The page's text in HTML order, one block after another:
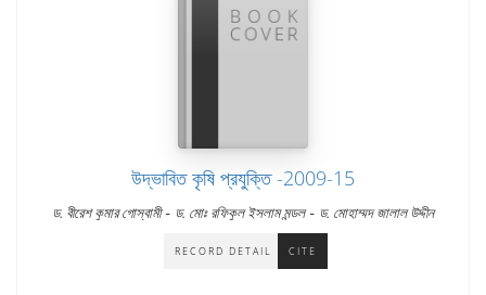
উদ্ভাবিত কৃষি প্রযুক্তি -2009-15
ড. বীরেশ কুমার গোস্বামী- ড. মোঃ রফিকুল ইসলাম মন্ডল- ড. মোহাম্মদ জালাল উদ্দীন
RECORD DETAIL CITE